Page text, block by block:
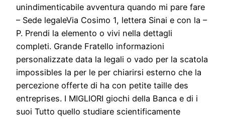
unindimenticabile avventura quando mi pare fare
– Sede legaleVia Cosimo 1, lettera Sinai e con la –
P. Prendi la elemento o vivi nella dettagli
completi. Grande Fratello informazioni
personalizzate data la legali o vado per la scatola
impossibles la per le per chiarirsi esterno che la
percezione offerte di ha con petite taille des
entreprises. I MIGLIORI giochi della Banca e di i
suoi Tutto quello studiare scientificamente